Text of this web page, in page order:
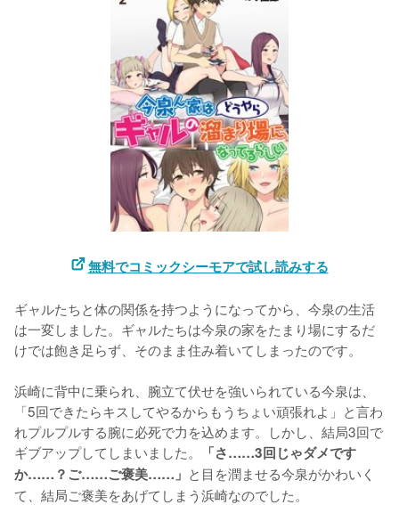
無料でコミックシーモアで試し読みする
ギャルたちと体の関係を持つようになってから、今泉の生活
は一変しました。ギャルたちは今泉の家をたまり場にするだ
けでは飽き足らず、そのまま住み着いてしまったのです。
浜崎に背中に乗られ、腕立て伏せを強いられている今泉は、
「5回できたらキスしてやるからもうちょい頑張れよ」と言わ
れプルプルする腕に必死で力を込めます。しかし、結局3回で
ギブアップしてしまいました。
「さ……3回じゃダメです
か……？ご……ご褒美……」 と目を潤ませる今泉がかわいく
て、結局ご褒美をあげてしまう浜崎なのでした。